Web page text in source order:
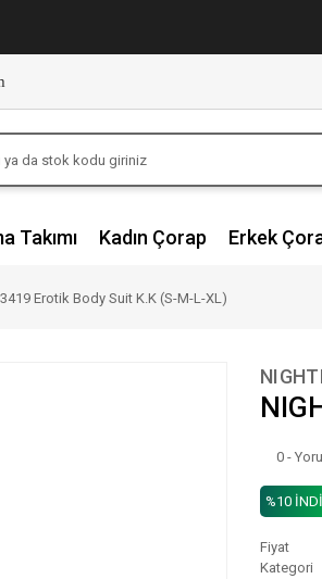
Takımı Kadın Çorap Erkek
Erotik Body Suit K.K (S-M-L-XL)
0 -
%10
Fiyat
Kategori